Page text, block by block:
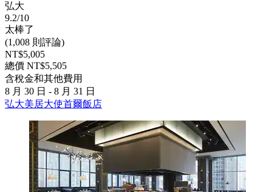
弘大
9.2/10
太棒了
(1,008 則評論)
NT$5,005
總價 NT$5,505
含稅金和其他費用
8 月 30 日 - 8 月 31 日
弘大美居大使首爾飯店